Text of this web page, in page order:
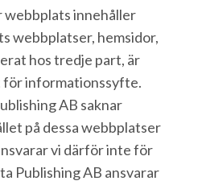
webbplats innehåller
webbplatser, hemsidor,
hos tredje part, är
för informationssyfte.
AB saknar
på dessa webbplatser
vi därför inte för
Publishing AB ansvarar